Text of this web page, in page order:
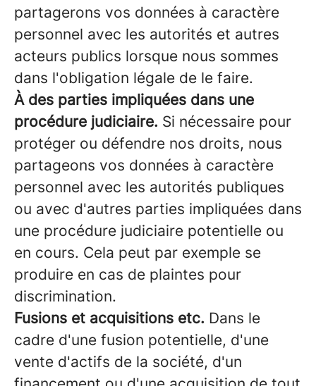
partagerons vos données à caractère
personnel avec les autorités et autres
acteurs publics lorsque nous sommes
dans l'obligation légale de le faire.
À des parties impliquées dans une
procédure judiciaire. Si nécessaire pour
protéger ou défendre nos droits, nous
partageons vos données à caractère
personnel avec les autorités publiques
ou avec d'autres parties impliquées dans
une procédure judiciaire potentielle ou
en cours. Cela peut par exemple se
produire en cas de plaintes pour
discrimination.
Fusions et acquisitions etc. Dans le
cadre d'une fusion potentielle, d'une
vente d'actifs de la société, d'un